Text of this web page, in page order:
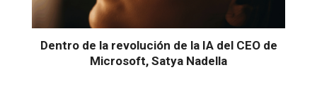
Dentro de la revolución de la IA del CEO de
Microsoft, Satya Nadella